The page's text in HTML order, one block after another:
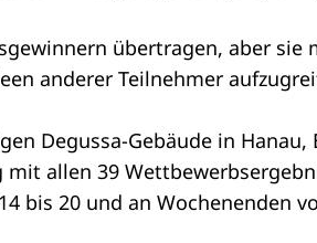
übertragen, aber sie
anderer Teilnehmer
Degussa-Gebäude in Hanau,
allen 39
bis 20 und an Wochenenden